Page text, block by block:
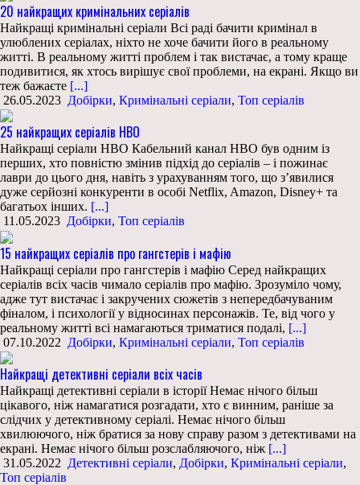
20 найкращих кримінальних серіалів
Найкращі кримінальні серіали Всі раді бачити кримінал в
улюблених серіалах, ніхто не хоче бачити його в реальному
житті. В реальному житті проблем і так вистачає, а тому краще
подивитися, як хтось вирішує свої проблеми, на екрані. Якщо ви
теж бажаєте [...]
26.05.2023 Добірки, Кримінальні серіали, Топ серіалів
25 найкращих серіалів HBO
Найкращі серіали HBO Кабельний канал HBO був одним із
перших, хто повністю змінив підхід до серіалів – і пожинає
лаври до цього дня, навіть з урахуванням того, що з’явилися
дуже серйозні конкуренти в особі Netflix, Amazon, Disney+ та
багатьох інших. [...]
11.05.2023 Добірки, Топ серіалів
15 найкращих серіалів про гангстерів і мафію
Найкращі серіали про гангстерів і мафію Серед найкращих
серіалів всіх часів чимало серіалів про мафію. Зрозуміло чому,
адже тут вистачає і закручених сюжетів з непередбачуваним
фіналом, і психології у відносинах персонажів. Те, від чого у
реальному житті всі намагаються триматися подалі, [...]
07.10.2022 Добірки, Кримінальні серіали, Топ серіалів
Найкращі детективні серіали всіх часів
Найкращі детективні серіали в історії Немає нічого більш
цікавого, ніж намагатися розгадати, хто є винним, раніше за
слідчих у детективному серіалі. Немає нічого більш
хвилюючого, ніж братися за нову справу разом з детективами на
екрані. Немає нічого більш розслабляючого, ніж [...]
31.05.2022 Детективні серіали, Добірки, Кримінальні серіали,
Топ серіалів